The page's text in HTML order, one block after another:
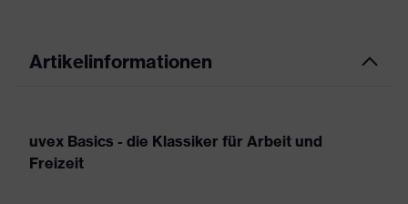
Artikelinformationen
uvex Basics - die Klassiker für Arbeit und
Freizeit